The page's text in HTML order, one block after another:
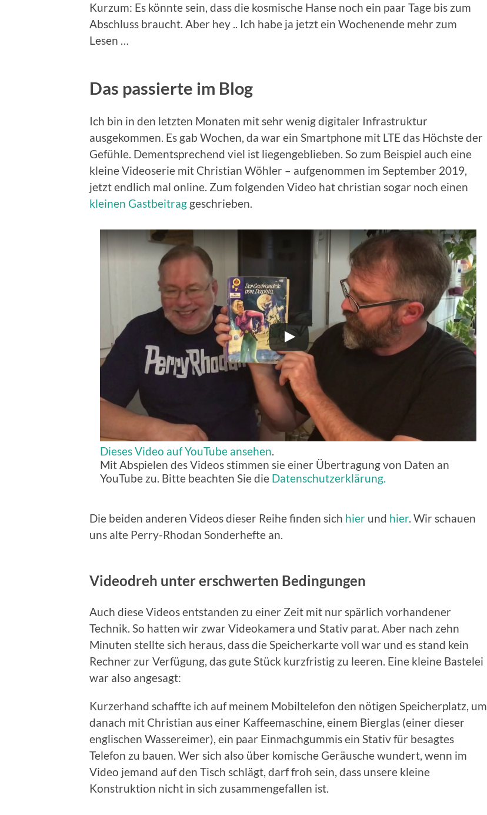
Kurzum: Es könnte sein, dass die kosmische Hanse noch ein paar Tage bis zum
Abschluss braucht. Aber hey .. Ich habe ja jetzt ein Wochenende mehr zum
Lesen …
Das passierte im Blog
Ich bin in den letzten Monaten mit sehr wenig digitaler Infrastruktur
ausgekommen. Es gab Wochen, da war ein Smartphone mit LTE das Höchste der
Gefühle. Dementsprechend viel ist liegengeblieben. So zum Beispiel auch eine
kleine Videoserie mit Christian Wöhler – aufgenommen im September 2019,
jetzt endlich mal online. Zum folgenden Video hat christian sogar noch einen
kleinen Gastbeitrag geschrieben.
Dieses Video auf YouTube ansehen.
Mit Abspielen des Videos stimmen sie einer Übertragung von Daten an
YouTube zu. Bitte beachten Sie die Datenschutzerklärung.
Die beiden anderen Videos dieser Reihe finden sich hier und hier. Wir schauen
uns alte Perry-Rhodan Sonderhefte an.
Videodreh unter erschwerten Bedingungen
Auch diese Videos entstanden zu einer Zeit mit nur spärlich vorhandener
Technik. So hatten wir zwar Videokamera und Stativ parat. Aber nach zehn
Minuten stellte sich heraus, dass die Speicherkarte voll war und es stand kein
Rechner zur Verfügung, das gute Stück kurzfristig zu leeren. Eine kleine Bastelei
war also angesagt:
Kurzerhand schaffte ich auf meinem Mobiltelefon den nötigen Speicherplatz, um
danach mit Christian aus einer Kaffeemaschine, einem Bierglas (einer dieser
englischen Wassereimer), ein paar Einmachgummis ein Stativ für besagtes
Telefon zu bauen. Wer sich also über komische Geräusche wundert, wenn im
Video jemand auf den Tisch schlägt, darf froh sein, dass unsere kleine
Konstruktion nicht in sich zusammengefallen ist.